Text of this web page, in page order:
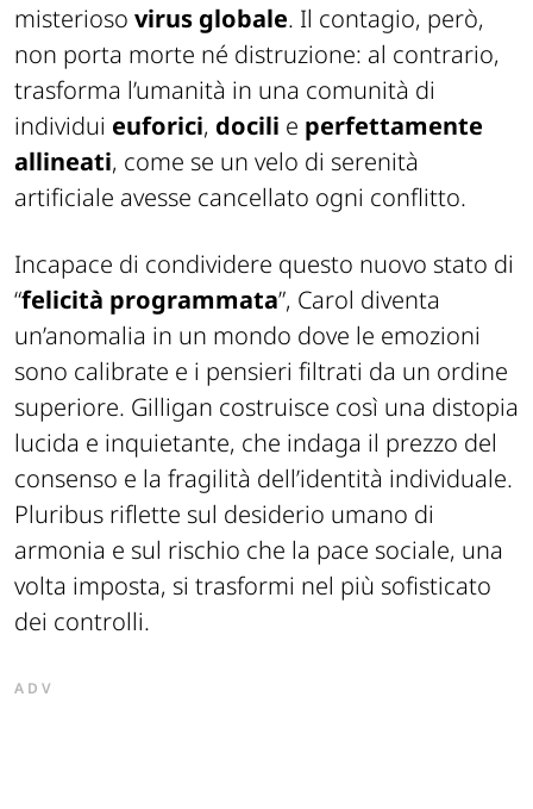
misterioso virus globale. Il contagio, però,
non porta morte né distruzione: al contrario,
trasforma l’umanità in una comunità di
individui euforici, docili e perfettamente
allineati, come se un velo di serenità
artificiale avesse cancellato ogni conflitto.
Incapace di condividere questo nuovo stato di
“felicità programmata”, Carol diventa
un’anomalia in un mondo dove le emozioni
sono calibrate e i pensieri filtrati da un ordine
superiore. Gilligan costruisce così una distopia
lucida e inquietante, che indaga il prezzo del
consenso e la fragilità dell’identità individuale.
Pluribus riflette sul desiderio umano di
armonia e sul rischio che la pace sociale, una
volta imposta, si trasformi nel più sofisticato
dei controlli.
ADV